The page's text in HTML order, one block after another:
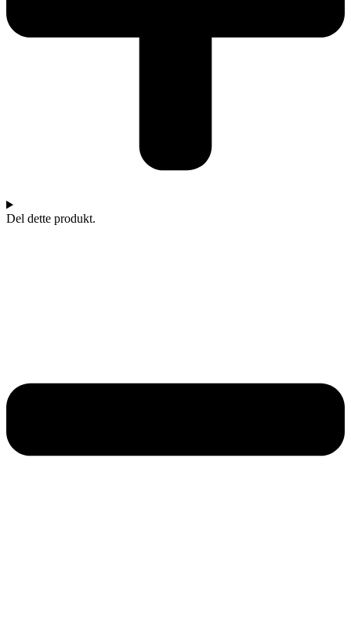
Del dette produkt.